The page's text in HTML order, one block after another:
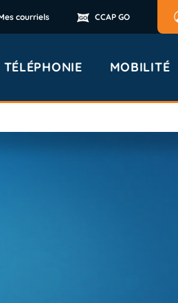
courriels CCAP GO
TÉLÉPHONIE MOBILITÉ